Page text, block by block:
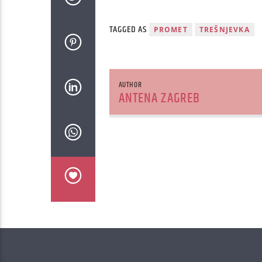
TAGGED AS PROMET TREŠNJEVKA
AUTHOR
ANTENA ZAGREB